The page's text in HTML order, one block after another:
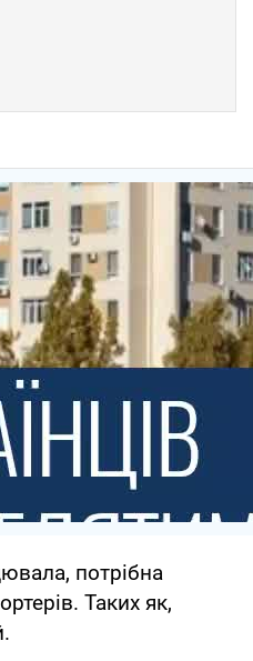
потрібна
Таких як,